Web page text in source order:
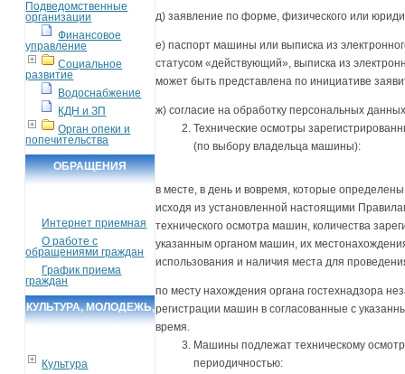
Подведомственные
организации
Финансовое
управление
Социальное
развитие
Водоснабжение
КДН и ЗП
Орган опеки и
попечительства
ОБРАЩЕНИЯ
Интернет приемная
О работе с
обращениями граждан
График приема
граждан
КУЛЬТУРА, МОЛОДЕЖЬ,
Культура
д) заявление по форме, физического или
е) паспорт машины или выписка из
статусом «действующий», выписка из
может быть представлена по инициативе
ж) согласие на обработку персональных
Технические осмотры
(по выбору владельца машины):
в месте, в день и вовремя, которые
исходя из установленной настоящими
технического осмотра машин, количества
указанным органом машин, их
использования и наличия места для
по месту нахождения органа гостехнадзора
регистрации машин в согласованные с
время.
Машины подлежат техническому
периодичностью: